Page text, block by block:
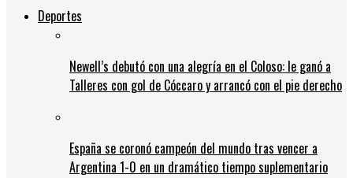
Deportes
Newell’s debutó con una alegría en el Coloso: le ganó a
Talleres con gol de Cóccaro y arrancó con el pie derecho
España se coronó campeón del mundo tras vencer a
Argentina 1-0 en un dramático tiempo suplementario